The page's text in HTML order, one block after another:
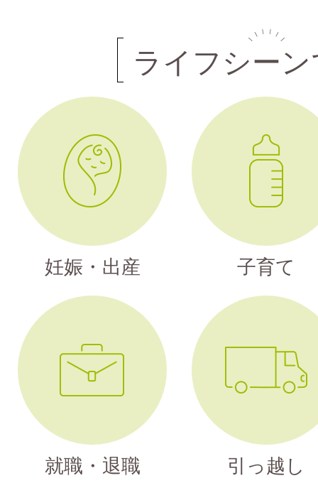
ライフシー
妊娠・出産 子育て
就職・退職 引っ越し